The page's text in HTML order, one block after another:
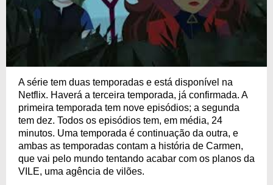
A série tem duas temporadas e está disponível na
Netflix. Haverá a terceira temporada, já confirmada. A
primeira temporada tem nove episódios; a segunda
tem dez. Todos os episódios tem, em média, 24
minutos. Uma temporada é continuação da outra, e
ambas as temporadas contam a história de Carmen,
que vai pelo mundo tentando acabar com os planos da
VILE, uma agência de vilões.